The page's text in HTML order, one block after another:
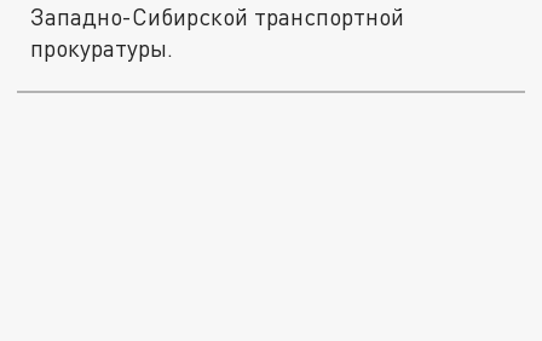
Западно-Сибирской транспортной
прокуратуры.